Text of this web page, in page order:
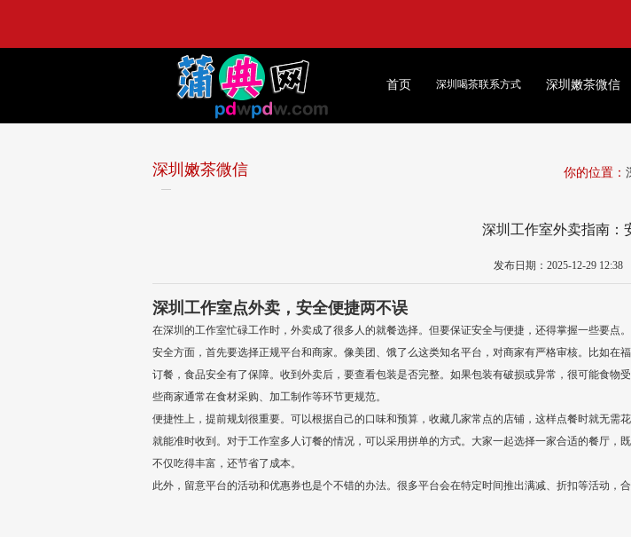
首页 深圳喝茶联系方式 深圳嫩茶微信
深圳嫩茶微信 你的位置：
深圳工作室外卖指南：
发布日期：2025-12-29
深圳工作室点外卖，安全便捷两不误
在深圳的工作室忙碌工作时，外卖成了很多人的就餐选择。但要保证安全与便捷，还得掌握一些要点。
安全方面，首先要选择正规平台和商家。像美团、饿了么这类知名平台，对商家有严格审核。比如
订餐，食品安全有了保障。收到外卖后，要查看包装是否完整。如果包装有破损或异常，很可能食
些商家通常在食材采购、加工制作等环节更规范。
便捷性上，提前规划很重要。可以根据自己的口味和预算，收藏几家常点的店铺，这样点餐时就无
就能准时收到。对于工作室多人订餐的情况，可以采用拼单的方式。大家一起选择一家合适的餐厅，
不仅吃得丰富，还节省了成本。
此外，留意平台的活动和优惠券也是个不错的办法。很多平台会在特定时间推出满减、折扣等活动，